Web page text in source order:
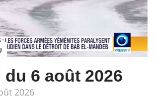
6 août 2026
2026